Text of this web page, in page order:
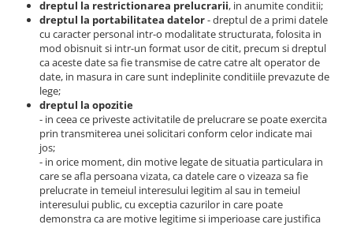
dreptul la restrictionarea prelucrarii, in anumite conditii;
dreptul la portabilitatea datelor- dreptul de a primi datele
cu caracter personal intr-o modalitate structurata, folosita in
mod obisnuit si intr-un format usor de citit, precum si dreptul
ca aceste date sa fie transmise de catre catre alt operator de
date, in masura in care sunt indeplinite conditiile prevazute de
lege;
dreptul la opozitie
- in ceea ce priveste activitatile de prelucrare se poate exercita
prin transmiterea unei solicitari conform celor indicate mai
jos;
- in orice moment, din motive legate de situatia particulara in
care se afla persoana vizata, ca datele care o vizeaza sa fie
prelucrate in temeiul interesului legitim al sau in temeiul
interesului public, cu exceptia cazurilor in care poate
demonstra ca are motive legitime si imperioase care justifica